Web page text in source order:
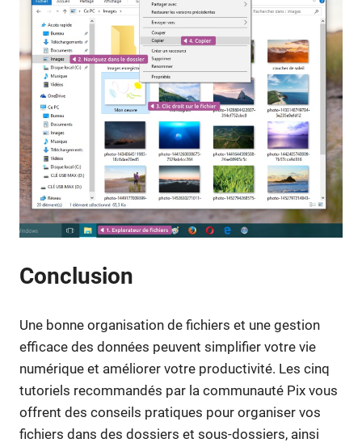
Conclusion
Une bonne organisation de fichiers et une gestion
efficace des données peuvent simplifier votre vie
numérique et améliorer votre productivité. Les cinq
tutoriels recommandés par la communauté Pix vous
offrent des conseils pratiques pour organiser vos
fichiers dans des dossiers et sous-dossiers, ainsi